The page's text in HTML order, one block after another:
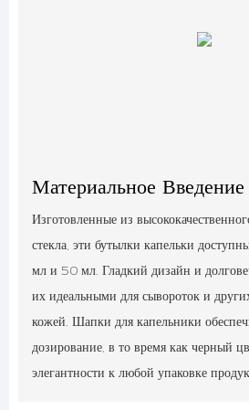
Материальное Введение
Изготовленные из
стекла, эти бутылки капельки
мл и 50 мл. Гладкий дизайн и
их идеальными для сывороток и
кожей. Шапки для капельники
дозирование, в то время как черный
элегантности к любой упаковке